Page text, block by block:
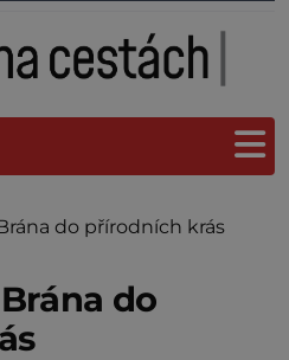
do přírodních krás
do